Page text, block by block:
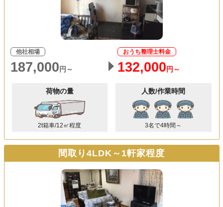
他社相場
187,000 円～
おうち整理士料金
132,000 円～
荷物の量
2t箱車/12㎥程度
人数/作業時間
3名で4時間～
間取り4LDK～1軒家程度